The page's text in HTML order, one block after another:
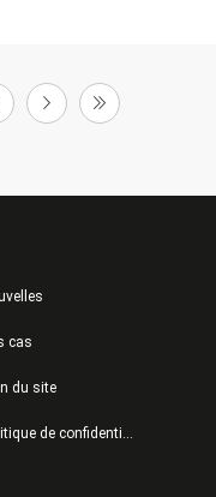
cas
du site
Politique de confidentialité